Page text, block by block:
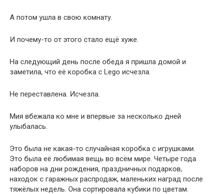
А потом ушла в свою комнату.
И почему-то от этого стало ещё хуже.
На следующий день после обеда я пришла домой и
заметила, что её коробка с Lego исчезла.
Не переставлена. Исчезла.
Мия вбежала ко мне и впервые за несколько дней
улыбалась.
Это была не какая-то случайная коробка с игрушками.
Это была её любимая вещь во всём мире. Четыре года
наборов на дни рождения, праздничных подарков,
находок с гаражных распродаж, маленьких наград после
тяжёлых недель. Она сортировала кубики по цветам.